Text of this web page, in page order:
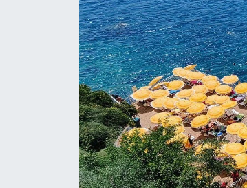
Magazin